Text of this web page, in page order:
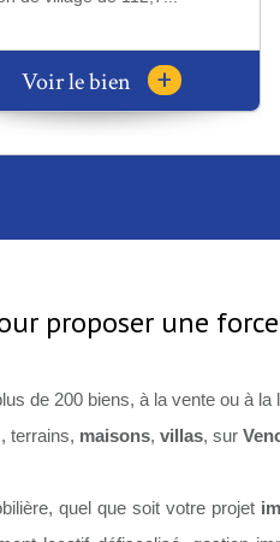
Voir le bien +
proposer une
de 200 biens, à la vente ou à la
terrains, maisons, villas, sur
quel que soit votre projet